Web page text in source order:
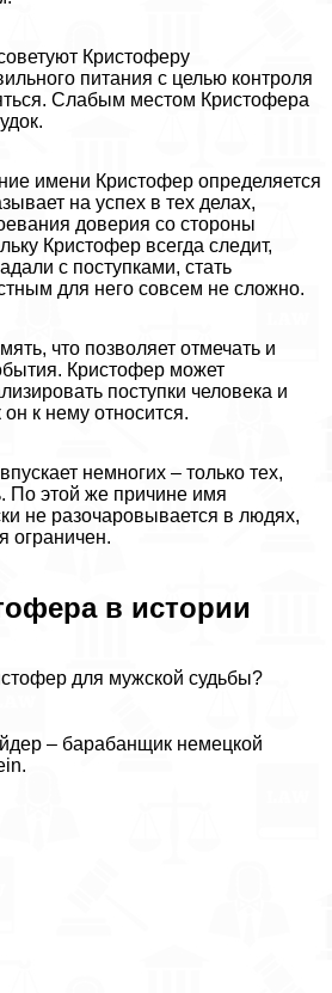
Кристоферу
питания с целью контроля
Слабым местом Кристофера
имени Кристофер определяется
на успех в тех делах,
доверия со стороны
Кристофер всегда следит,
с поступками, стать
для него совсем не сложно.
что позволяет отмечать и
Кристофер может
поступки человека и
к нему относится.
немногих – только тех,
По этой же причине имя
не разочаровывается в людях,
ограничен.
в истории
для мужской судьбы?
– баpaбанщик немецкой